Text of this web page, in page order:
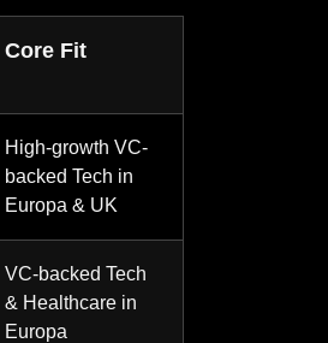
Core Fit
High-growth VC-
backed Tech in
Europa & UK
VC-backed Tech
& Healthcare in
Europa